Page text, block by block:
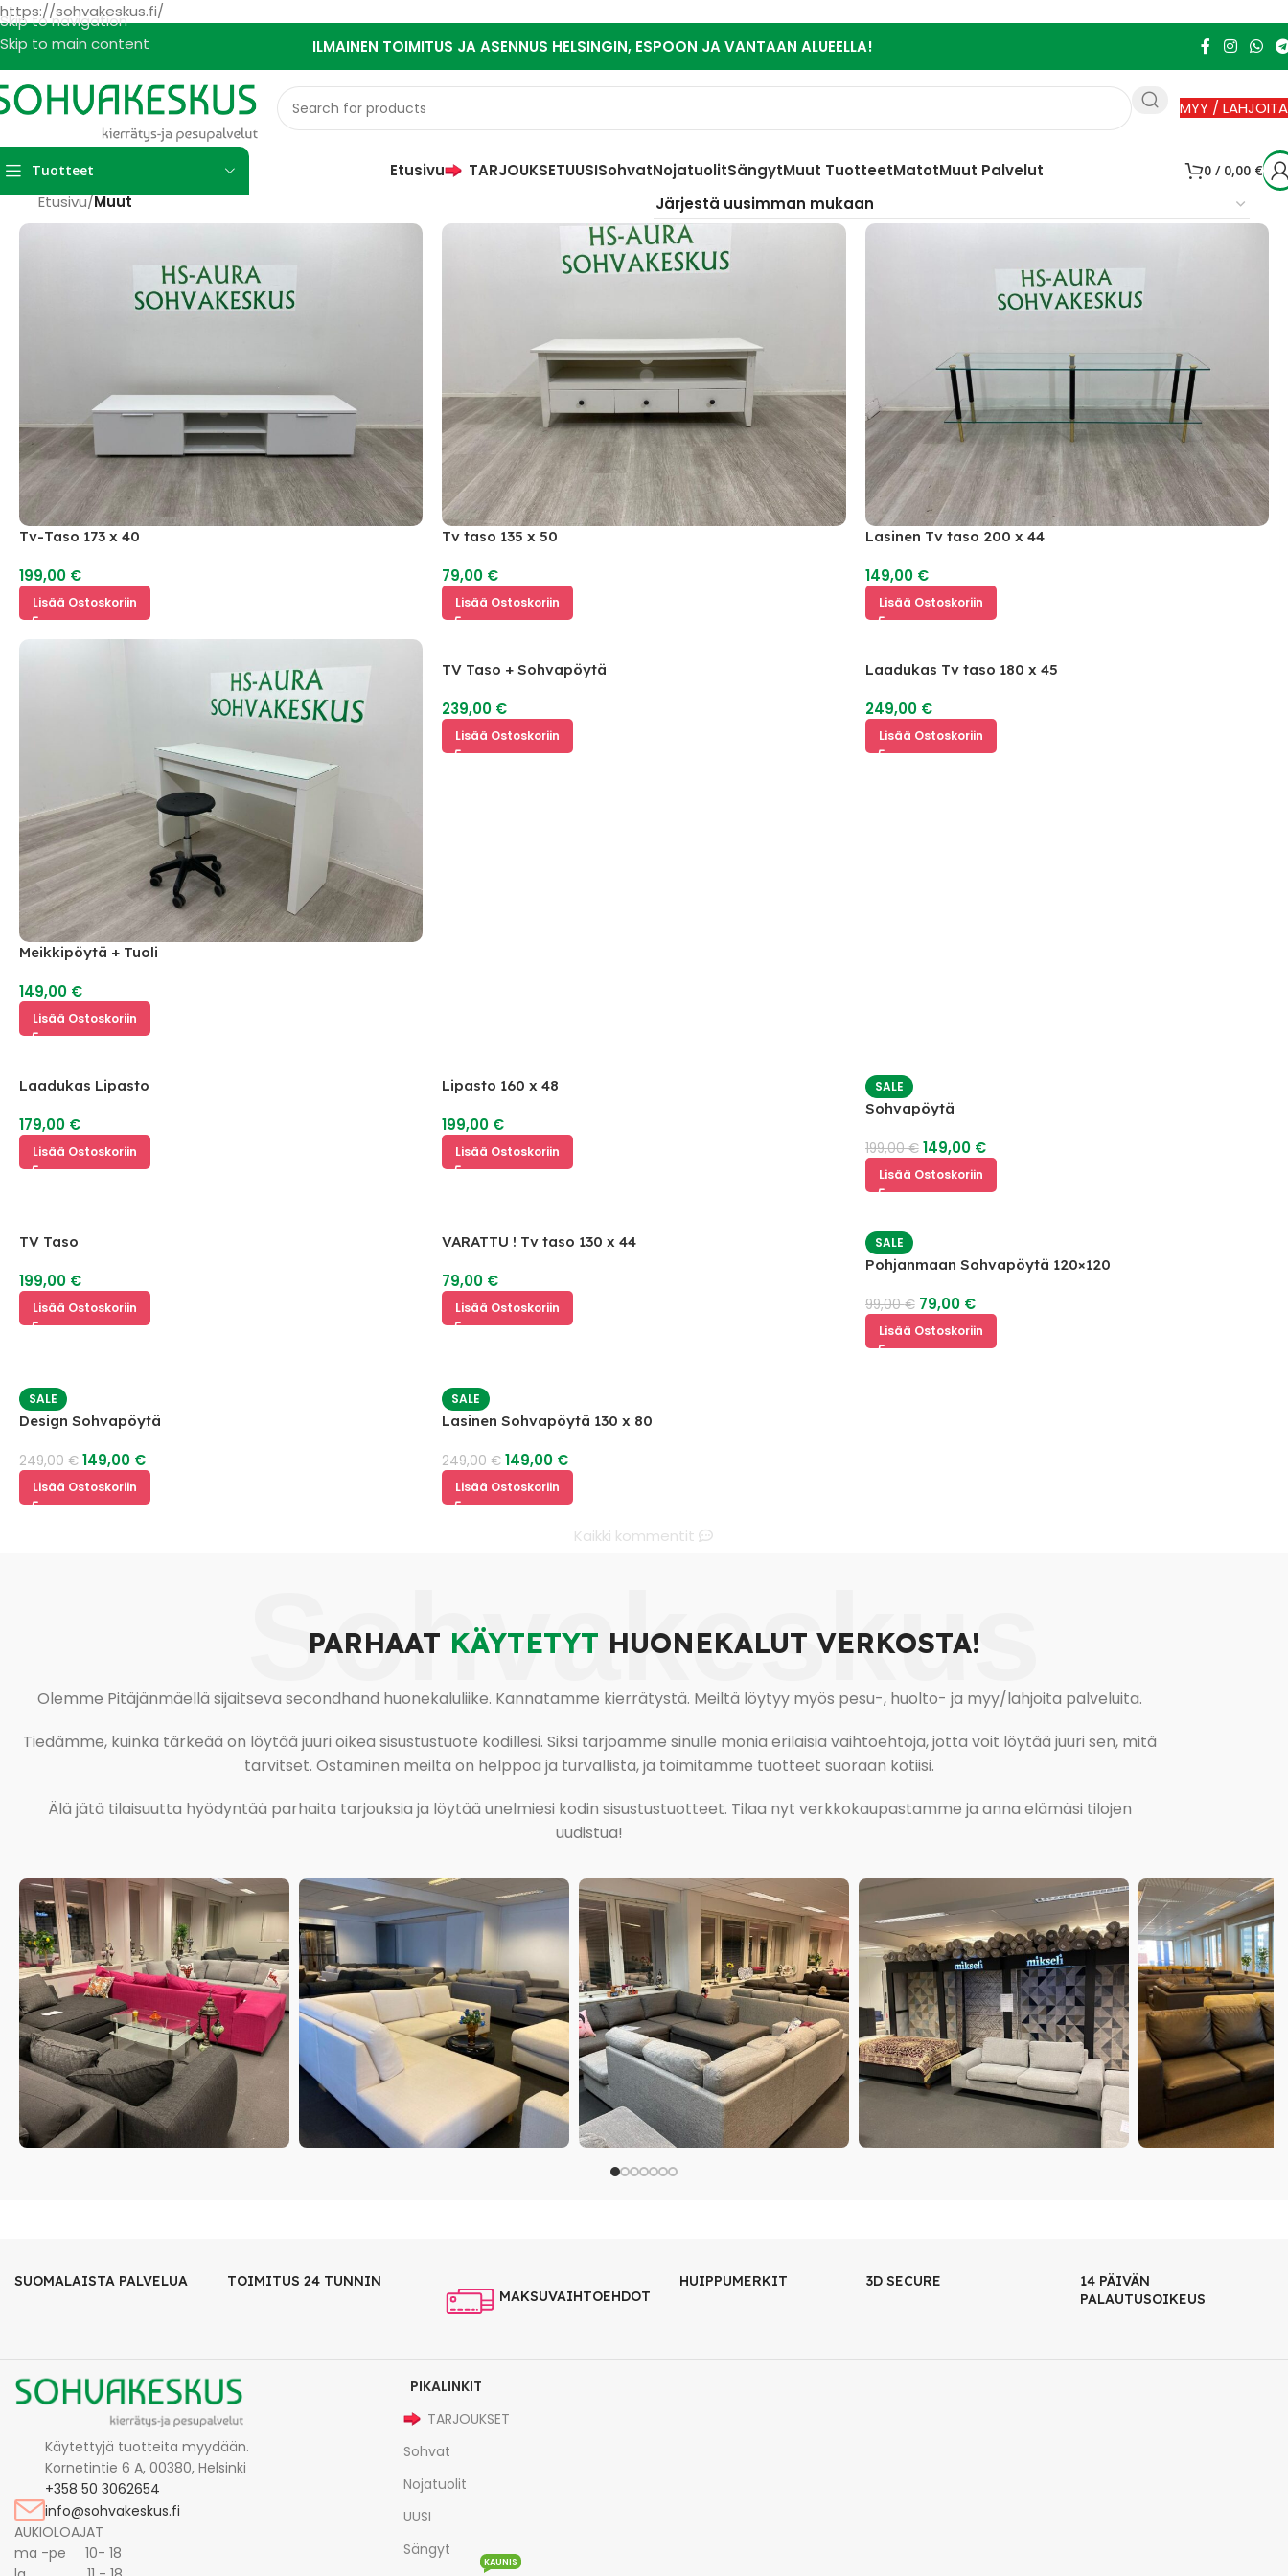
https://sohvakeskus.fi/
Skip to navigation
Skip to main content
ILMAINEN TOIMITUS JA ASENNUS HELSINGIN, ESPOON JA VANTAAN ALUEELLA!
MYY / LAHJOITA
Tuotteet Etusivu TARJOUKSETUUSISohvatNojatuolitSängytMuut TuotteetMatotMuut Palvelut 0 / 0,00 €
Etusivu/Muut
Tv-Taso 173 x 40
199,00 €
Lisää Ostoskoriin
Tv taso 135 x 50
79,00 €
Lisää Ostoskoriin
Lasinen Tv taso 200 x 44
149,00 €
Lisää Ostoskoriin
Meikkipöytä + Tuoli
149,00 €
Lisää Ostoskoriin
TV Taso + Sohvapöytä
239,00 €
Lisää Ostoskoriin
Laadukas Tv taso 180 x 45
249,00 €
Lisää Ostoskoriin
Laadukas Lipasto
179,00 €
Lisää Ostoskoriin
Lipasto 160 x 48
199,00 €
Lisää Ostoskoriin
SALE
Sohvapöytä
199,00€ 149,00 €
Lisää Ostoskoriin
TV Taso
199,00 €
Lisää Ostoskoriin
VARATTU ! Tv taso 130 x 44
79,00 €
Lisää Ostoskoriin
SALE
Pohjanmaan Sohvapöytä 120×120
99,00€ 79,00 €
Lisää Ostoskoriin
SALE
Design Sohvapöytä
249,00€ 149,00 €
Lisää Ostoskoriin
SALE
Lasinen Sohvapöytä 130 x 80
249,00€ 149,00 €
Lisää Ostoskoriin
Kaikki kommentit
Sohvakeskus
PARHAAT KÄYTETYT HUONEKALUT VERKOSTA!
Olemme Pitäjänmäellä sijaitseva secondhand huonekaluliike. Kannatamme kierrätystä. Meiltä löytyy myös pesu-, huolto- ja myy/lahjoita palveluita.
Tiedämme, kuinka tärkeää on löytää juuri oikea sisustustuote kodillesi. Siksi tarjoamme sinulle monia erilaisia vaihtoehtoja, jotta voit löytää juuri sen, mitä
tarvitset. Ostaminen meiltä on helppoa ja turvallista, ja toimitamme tuotteet suoraan kotiisi.
Älä jätä tilaisuutta hyödyntää parhaita tarjouksia ja löytää unelmiesi kodin sisustustuotteet. Tilaa nyt verkkokaupastamme ja anna elämäsi tilojen
uudistua!
SUOMALAISTA PALVELUA
TOIMITUS 24 TUNNIN
MAKSUVAIHTOEHDOT
HUIPPUMERKIT 3D SECURE
14 PÄIVÄN
PALAUTUSOIKEUS
Käytettyjä tuotteita myydään.
Kornetintie 6 A, 00380, Helsinki
+358 50 3062654
info@sohvakeskus.fi
AUKIOLOAJAT
ma -pe 10- 18
PIKALINKIT
TARJOUKSET
Sohvat
Nojatuolit
UUSI
Sängyt
KAUNIS